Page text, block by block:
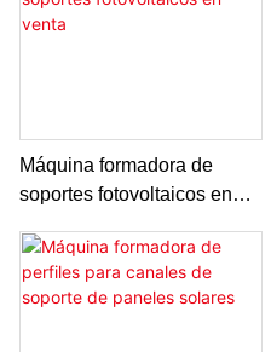
Máquina formadora de
soportes fotovoltaicos en